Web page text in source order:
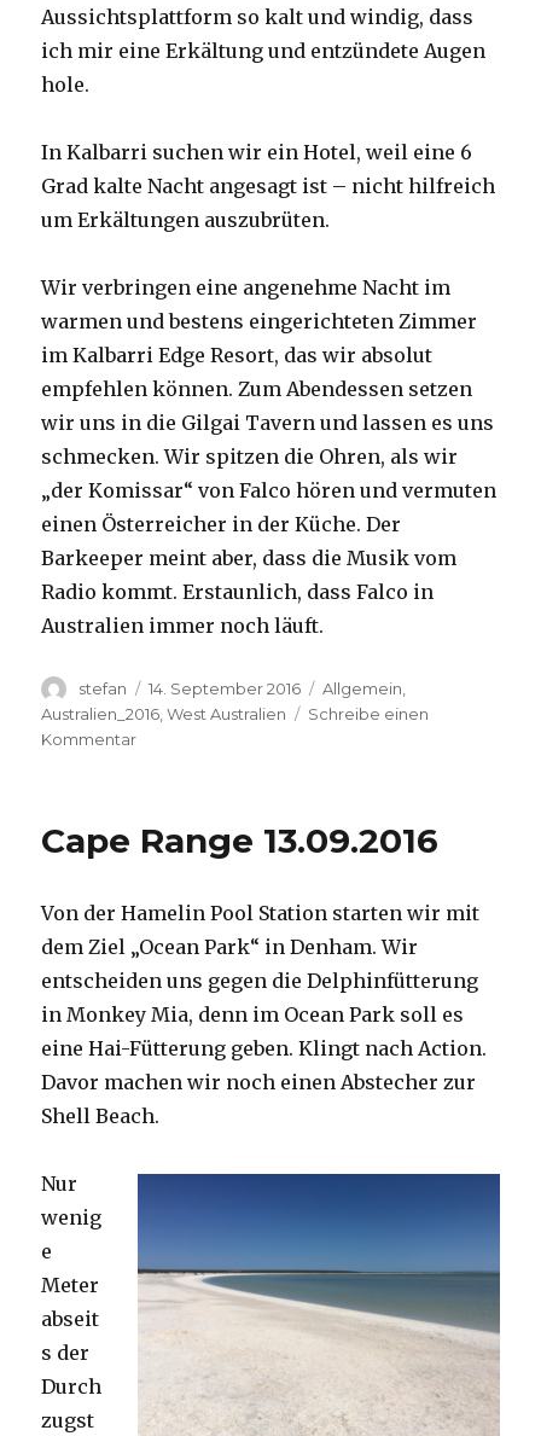
Aussichtsplattform so kalt und windig, dass
ich mir eine Erkältung und entzündete Augen
hole.
In Kalbarri suchen wir ein Hotel, weil eine 6
Grad kalte Nacht angesagt ist – nicht hilfreich
um Erkältungen auszubrüten.
Wir verbringen eine angenehme Nacht im
warmen und bestens eingerichteten Zimmer
im Kalbarri Edge Resort, das wir absolut
empfehlen können. Zum Abendessen setzen
wir uns in die Gilgai Tavern und lassen es uns
schmecken. Wir spitzen die Ohren, als wir
„der Komissar“ von Falco hören und vermuten
einen Österreicher in der Küche. Der
Barkeeper meint aber, dass die Musik vom
Radio kommt. Erstaunlich, dass Falco in
Australien immer noch läuft.
Autor
stefan
Veröffentlicht
am
14. September 2016 Kategorien
Allgemein
Australien_2016 ,West Australien
Schreibe einen
Kommentarzu
Cape Range 13.09.2016
Von der Hamelin Pool Station starten wir mit
dem Ziel „Ocean Park“ in Denham. Wir
entscheiden uns gegen die Delphinfütterung
in Monkey Mia, denn im Ocean Park soll es
eine Hai-Fütterung geben. Klingt nach Action.
Davor machen wir noch einen Abstecher zur
Shell Beach.
Nur
wenig
e
Meter
abseit
s der
Durch
zugst